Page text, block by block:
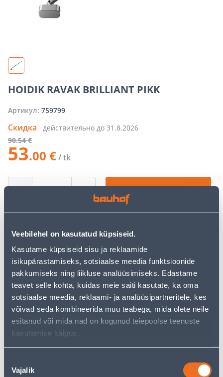
Veebilehel on kasutatud küpsiseid.
Kasutame küpsiseid sisu ja reklaamide
isikupärastamiseks, sotsiaalse meedia funktsioonide
pakkumiseks ning liikluse analüüsimiseks. Edastame
teavet selle kohta, kuidas meie saiti kasutate, ka oma
sotsiaalse meedia, reklaami- ja analüüsipartneritele, kes
võivad seda kombineerida muu teabega, mida olete neile
esitanud või mida nad on kogunud teiepoolse teenuste
kasutamise käigus.
valik
Vajalik
HOIDIK RAVAK BRILLIANT PIKK
Артикул: 759799
Скидка действительно до 31.8.2026
90.54 €
53.00 €/ tk
− + ДОБАВИТЬ В КОРЗИНУ
• 14-päevane tagastusõigus.
• HANKIJA LAOST TELLITAV TOODE
Предполагаемая доставка 3,69 € от 22.08.2026
Посылочный автомат от 2,29 € с 22.08.2026
Ожидаемая доставка домой от 16,90 € с 22.08.2026